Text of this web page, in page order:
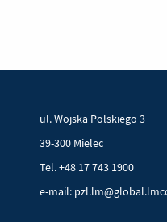
ul. Wojska Polskiego 3
39-300 Mielec
Tel. +48 17 743 1900
e-mail: